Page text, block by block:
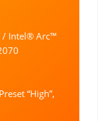
/ Intel® Arc™
“High”,